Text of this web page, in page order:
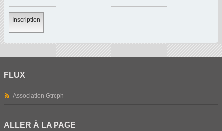
Inscription
FLUX
Association Gtroph
ALLER À LA PAGE